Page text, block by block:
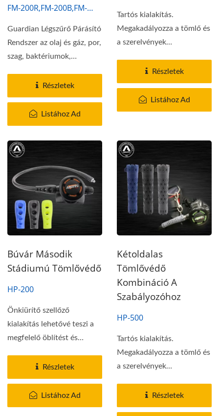
FM-200R,FM-200B,FM-
Guardian Légszűrő Párásító
Rendszer az olaj és gáz, por,
szag, baktériumok,
Részletek
Listához Ad
Tartós kialakítás.
Megakadályozza a tömlő és
a szerelvények
Öntisztító...Részletek
Listához Ad
Búvár Második
Stádiumú Tömlővédő
HP-200
Önkiürítő szellőző
kialakítás lehetővé teszi a
megfelelő öblítést és
Részletek
Listához Ad
Kétoldalas
Tömlővédő
Kombináció A
Szabályozóhoz
HP-500
Tartós kialakítás.
Megakadályozza a tömlő és
a szerelvények
Öntisztító...Részletek